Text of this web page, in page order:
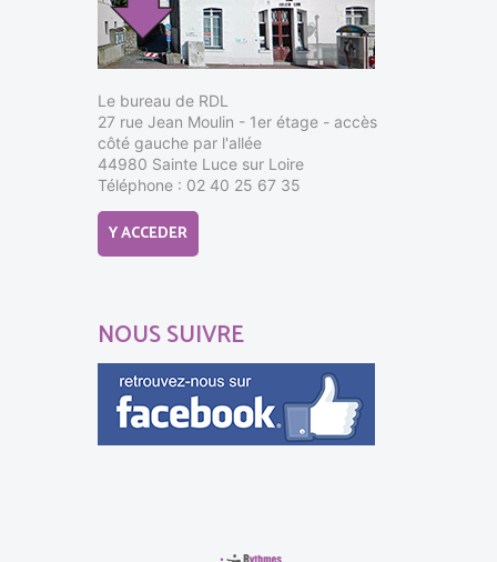
Le bureau de RDL
27 rue Jean Moulin - 1er étage - accès
côté gauche par l'allée
44980 Sainte Luce sur Loire
Téléphone : 02 40 25 67 35
Y ACCEDER
NOUS SUIVRE